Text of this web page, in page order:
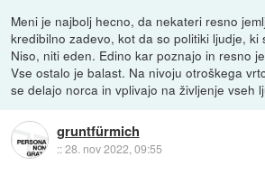
Meni je najbolj hecno, da nekateri resno
kredibilno zadevo, kot da so politiki ljudje, ki
Niso, niti eden. Edino kar poznajo in resno
Vse ostalo je balast. Na nivoju otroškega
se delajo norca in vplivajo na življenje vseh
gruntfürmich
::28. nov 2022, 09:55